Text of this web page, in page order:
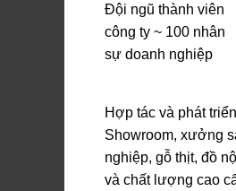
Đội ngũ thành viên
công ty ~ 100 nhân
sự doanh nghiệp
Hợp tác và phát
Showroom, xưởng
nghiệp, gỗ thịt, đồ
và chất lượng cao